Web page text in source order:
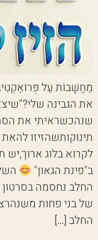
מַחֲשָׁבוֹת עַל
שנהכשראיתי את
תינוקותשהזיזו
לקרוא בלוג ארוך,יש
ב"פינת הגאון"
החלב […]